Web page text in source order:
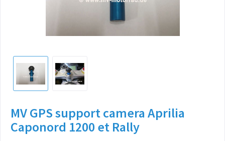
MV GPS support camera Aprilia
Caponord 1200 et Rally